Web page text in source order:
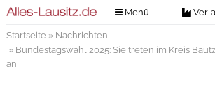
Menü
Verlag
Zeitungszustellung
Startseite» Nachrichten
» Bundestagswahl 2025: Sie treten im Kreis
an